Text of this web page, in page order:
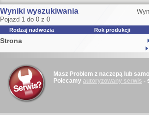
Wyniki wyszukiwania
Pojazd 1 do 0 z 0
Rodzaj nadwozia Rok produkcji
Strona
Masz Problem z naczepą lub
Polecamy autoryzowany serwis -